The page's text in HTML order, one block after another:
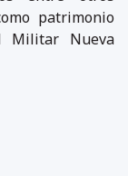
patrimonio
Militar Nueva